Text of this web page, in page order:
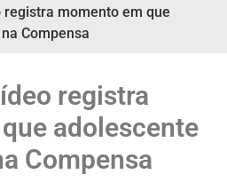
registra momento em que
Compensa
registra
adolescente
Compensa